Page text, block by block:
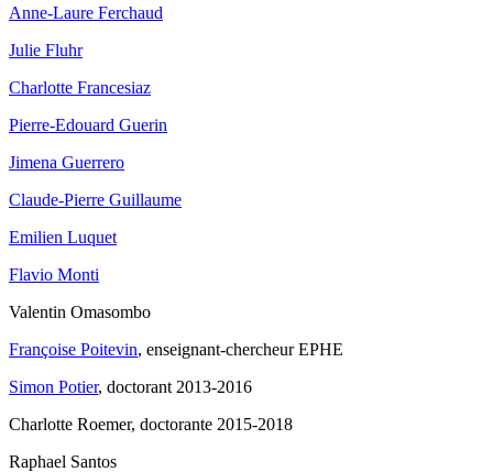
Anne-Laure Ferchaud
Julie Fluhr
Charlotte Francesiaz
Pierre-Edouard Guerin
Jimena Guerrero
Claude-Pierre Guillaume
Emilien Luquet
Flavio Monti
Valentin Omasombo
Françoise Poitevin, enseignant-chercheur EPHE
Simon Potier, doctorant 2013-2016
Charlotte Roemer, doctorante 2015-2018
Raphael Santos